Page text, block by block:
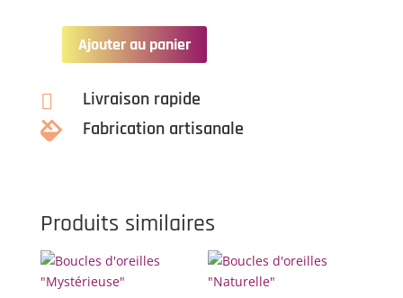
quantité
Boucles
d'oreilles
"Brillante"
Ajouter au panier
 Livraison rapide
 Fabrication artisanale
Produits similaires